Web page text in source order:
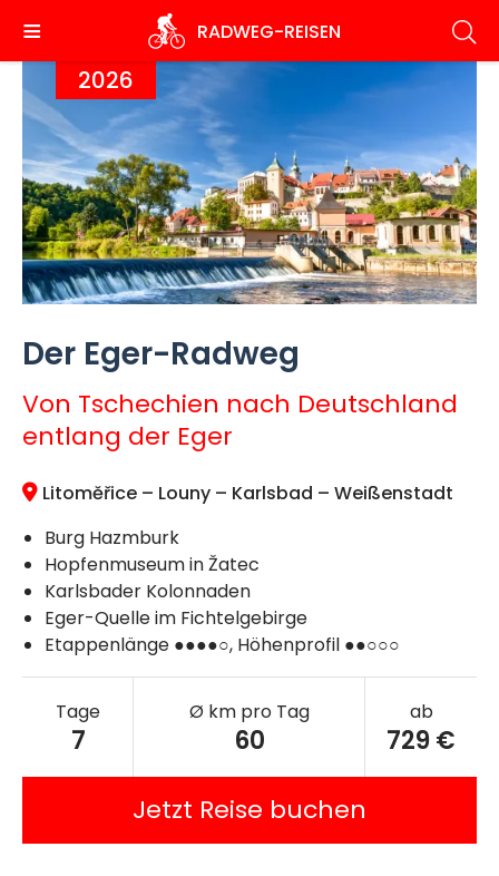
zum
Inhalt
RADWEG-REISEN
2026
Der Eger-Radweg
Von Tschechien nach Deutschland
entlang der Eger
Litoměřice – Louny – Karlsbad – Weißenstadt
Burg Hazmburk
Hopfenmuseum in Žatec
Karlsbader Kolonnaden
Eger-Quelle im Fichtelgebirge
Etappenlänge ●●●●○, Höhenprofil ●●○○○
Tage
7
Ø km pro Tag
60
ab
729 €
Jetzt Reise buchen